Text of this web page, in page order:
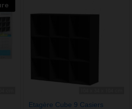
Etagère Cube 9 Casiers